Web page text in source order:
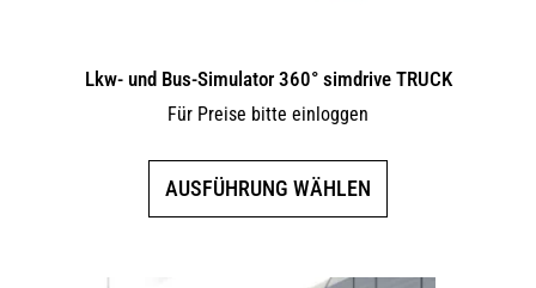
Lkw- und Bus-Simulator 360° simdrive TRUCK
Für Preise bitte einloggen
AUSFÜHRUNG WÄHLEN